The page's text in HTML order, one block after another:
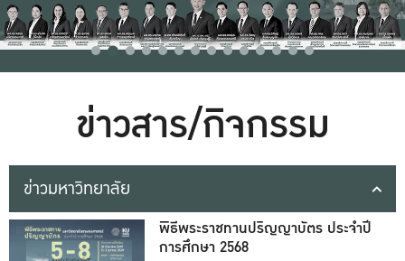
ข่าวสาร/กิจกรรม
ข่าวมหาวิทยาลัย
พิธีพระราชทานปริญญาบัตร ประจำปี
การศึกษา 2568